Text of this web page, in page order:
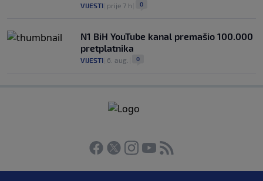
VIJESTI prije 7 h 0
N1 BiH YouTube kanal premašio 100.000
pretplatnika
VIJESTI 6. aug. 0